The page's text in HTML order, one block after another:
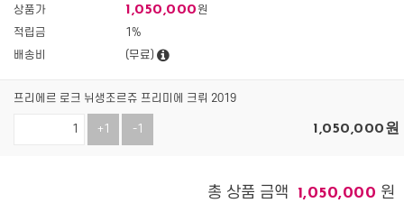
상품가 1,050,000 원
적립금
1%
배송비
(무료)
프리에르 로크 뉘생조르쥬 프리미에 크뤼 2019
+1 -1 1,050,000원
총 상품 금액 1,050,000 원